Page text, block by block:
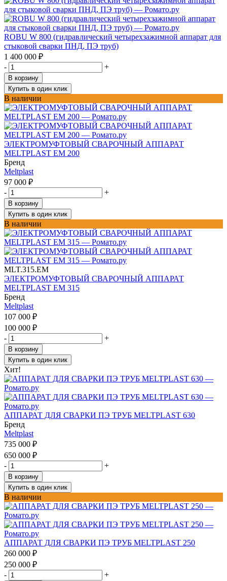
ROBU W 800 (гидравлический четырехзажимной аппарат для
стыковой сварки ПНД, ПЭ труб)
1 400 000 ₽
-
+
В корзину
Купить в один клик
В наличии
ЭЛЕКТРОМУФТОВЫЙ СВАРОЧНЫЙ АППАРАТ
MELTPLAST EM 200
Бренд
Meltplast
97 000 ₽
-
+
В корзину
Купить в один клик
В наличии
MLT.315.EM
ЭЛЕКТРОМУФТОВЫЙ СВАРОЧНЫЙ АППАРАТ
MELTPLAST EM 315
Бренд
Meltplast
107 000 ₽
100 000 ₽
-
+
В корзину
Купить в один клик
Хит!
АППАРАТ ДЛЯ СВАРКИ ПЭ ТРУБ MELTPLAST 630
Бренд
Meltplast
735 000 ₽
650 000 ₽
-
+
В корзину
Купить в один клик
В наличии
АППАРАТ ДЛЯ СВАРКИ ПЭ ТРУБ MELTPLAST 250
260 000 ₽
250 000 ₽
-
+